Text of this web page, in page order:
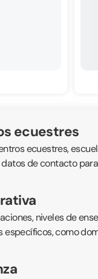
ecuestres
ecuestres,
de contacto
niveles de
como